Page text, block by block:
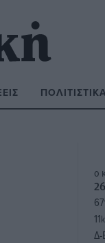
o
26
67
11